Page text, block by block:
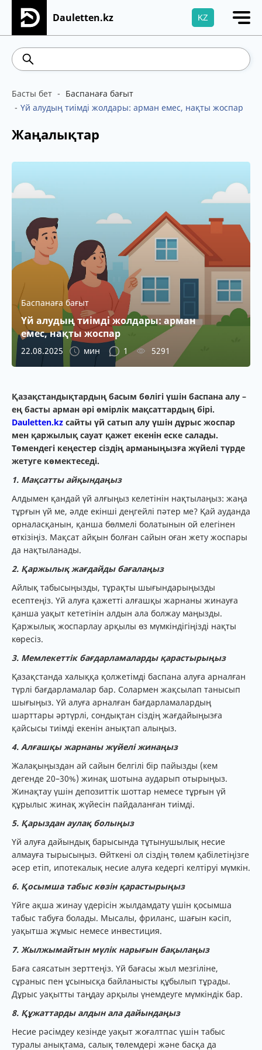
Dauletten.kz KZ
Сіздің өтінішіңіз сәтті жіберілді, Рақмет!
Басты бет
Баспанаға бағыт
Үй алудың тиімді жолдары: арман емес, нақты жоспар
Жаңалықтар
Баспанаға бағыт
Үй алудың тиімді жолдары: арман
емес, нақты жоспар
22.08.2025 мин 1 5291
Қазақстандықтардың басым бөлігі үшін баспана алу –
ең басты арман әрі өмірлік мақсаттардың бірі.
Dauletten.kz сайты үй сатып алу үшін дұрыс жоспар
мен қаржылық сауат қажет екенін еске салады.
Төмендегі кеңестер сіздің арманыңызға жүйелі түрде
жетуге көмектеседі.
1. Мақсатты айқындаңыз
Алдымен қандай үй алғыңыз келетінін нақтылаңыз: жаңа
тұрғын үй ме, әлде екінші деңгейлі пәтер ме? Қай ауданда
орналасқанын, қанша бөлмелі болатынын ой елегінен
өткізіңіз. Мақсат айқын болған сайын оған жету жоспары
да нақтыланады.
2. Қаржылық жағдайды бағалаңыз
Айлық табысыңызды, тұрақты шығындарыңызды
есептеңіз. Үй алуға қажетті алғашқы жарнаны жинауға
қанша уақыт кететінін алдын ала болжау маңызды.
Қаржылық жоспарлау арқылы өз мүмкіндігіңізді нақты
көресіз.
3. Мемлекеттік бағдарламаларды қарастырыңыз
Қазақстанда халыққа қолжетімді баспана алуға арналған
түрлі бағдарламалар бар. Солармен жақсылап танысып
шығыңыз. Үй алуға арналған бағдарламалардың
шарттары әртүрлі, сондықтан сіздің жағдайыңызға
қайсысы тиімді екенін анықтап алыңыз.
4. Алғашқы жарнаны жүйелі жинаңыз
Жалақыңыздан ай сайын белгілі бір пайызды (кем
дегенде 20–30%) жинақ шотына аударып отырыңыз.
Жинақтау үшін депозиттік шоттар немесе тұрғын үй
құрылыс жинақ жүйесін пайдаланған тиімді.
5. Қарыздан аулақ болыңыз
Үй алуға дайындық барысында тұтынушылық несие
алмауға тырысыңыз. Өйткені ол сіздің төлем қабілетіңізге
әсер етіп, ипотекалық несие алуға кедергі келтіруі мүмкін.
6. Қосымша табыс көзін қарастырыңыз
Үйге ақша жинау үдерісін жылдамдату үшін қосымша
табыс табуға болады. Мысалы, фриланс, шағын кәсіп,
уақытша жұмыс немесе инвестиция.
7. Жылжымайтын мүлік нарығын бақылаңыз
Баға саясатын зерттеңіз. Үй бағасы жыл мезгіліне,
сұраныс пен ұсынысқа байланысты құбылып тұрады.
Дұрыс уақытты таңдау арқылы үнемдеуге мүмкіндік бар.
8. Құжаттарды алдын ала дайындаңыз
Несие рәсімдеу кезінде уақыт жоғалтпас үшін табыс
туралы анықтама, салық төлемдері және басқа да